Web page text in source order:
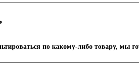
по какому-либо товару, мы